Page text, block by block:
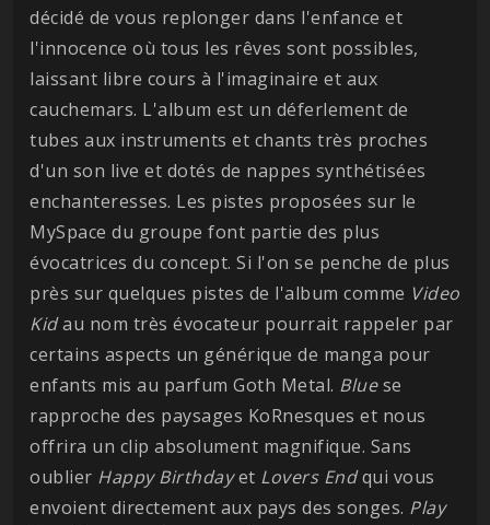
décidé de vous replonger dans l'enfance et
l'innocence où tous les rêves sont possibles,
laissant libre cours à l'imaginaire et aux
cauchemars. L'album est un déferlement de
tubes aux instruments et chants très proches
d'un son live et dotés de nappes synthétisées
enchanteresses. Les pistes proposées sur le
MySpace du groupe font partie des plus
évocatrices du concept. Si l'on se penche de plus
près sur quelques pistes de l'album comme Video
Kidau nom très évocateur pourrait rappeler par
certains aspects un générique de manga pour
enfants mis au parfum Goth Metal. Bluese
rapproche des paysages KoRnesques et nous
offrira un clip absolument magnifique. Sans
oublier Happy Birthdayet Lovers Endqui vous
envoient directement aux pays des songes. Play